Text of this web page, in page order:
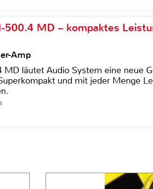
500.4 MD – kompaktes
Amp
MD läutet Audio System eine neue
und mit jeder Menge